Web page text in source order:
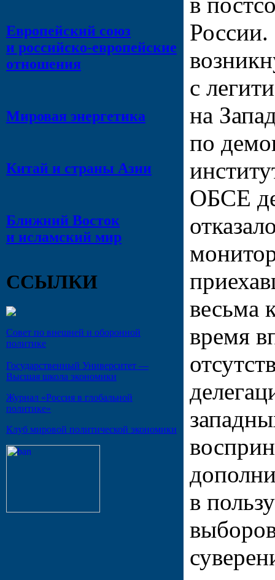
Европейский союз
и российско-европейские
отношения
Мировая энергетика
Китай и страны Азии
Ближний Восток
и исламский мир
ССЫЛКИ
Совет по внешней и оборонной
политике
Государственный Университет —
Высшая школа экономики
Журнал «Россия в глобальной
политике»
Клуб мировой политической экономики
с
на
по
ОБСЕ
весьма
время
в